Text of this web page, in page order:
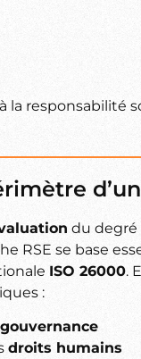
responsabilité
du degré
RSE se base
ISO 26000.
:
gouvernance
droits humains